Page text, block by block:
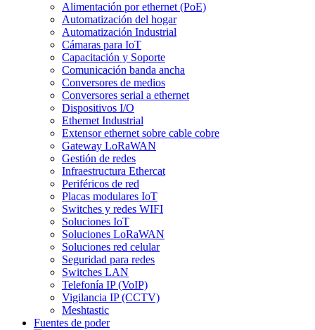
Alimentación por ethernet (PoE)
Automatización del hogar
Automatización Industrial
Cámaras para IoT
Capacitación y Soporte
Comunicación banda ancha
Conversores de medios
Conversores serial a ethernet
Dispositivos I/O
Ethernet Industrial
Extensor ethernet sobre cable cobre
Gateway LoRaWAN
Gestión de redes
Infraestructura Ethercat
Periféricos de red
Placas modulares IoT
Switches y redes WIFI
Soluciones IoT
Soluciones LoRaWAN
Soluciones red celular
Seguridad para redes
Switches LAN
Telefonía IP (VoIP)
Vigilancia IP (CCTV)
Meshtastic
Fuentes de poder